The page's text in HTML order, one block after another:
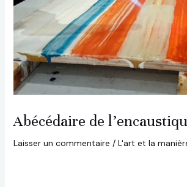
Abécédaire de
Laisser un commentaire / L'art et la